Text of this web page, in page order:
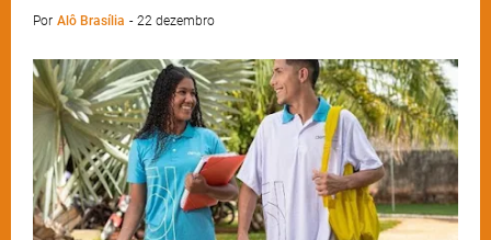
Por Alô Brasília - 22 dezembro